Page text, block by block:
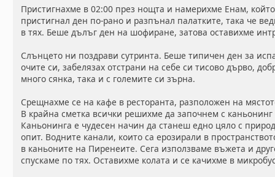
Пристигнахме в 02:00 през нощта и намерихме Енам,
пристигнал ден по-рано и разпънал палатките, така че
в тях. Беше дълъг ден на шофиране, затова оставихме
Слънцето ни поздрави сутринта. Беше типичен ден за
очите си, забелязах отстрани на себе си тисово дърво,
много сянка, така и с големите си зърна.
Срещнахме се на кафе в ресторанта, разположен на
В крайна сметка всички решихме да започнем с
Каньонинга е чудесен начин да станеш едно цяло с
опит. Водните канали, които са ерозирали в
в каньоните на Пиренеите. Сега използваме въжета и
спускаме по тях. Оставихме колата и се качихме в